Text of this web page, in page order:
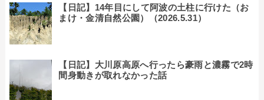
【日記】14年目にして阿波の土柱に行けた（お
まけ・金清自然公園）（2026.5.31）
【日記】大川原高原へ行ったら豪雨と濃霧で2時
間身動きが取れなかった話